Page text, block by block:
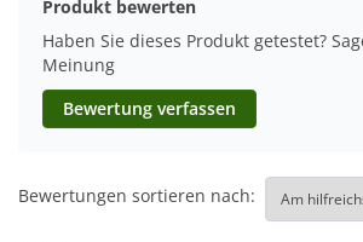
Produkt bewerten
Haben Sie dieses Produkt getestet?
Meinung
Bewertung verfassen
Bewertungen sortieren nach: